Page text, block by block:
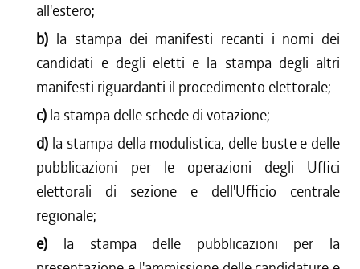
all'estero;
b) la stampa dei manifesti recanti i nomi dei
candidati e degli eletti e la stampa degli altri
manifesti riguardanti il procedimento elettorale;
c) la stampa delle schede di votazione;
d) la stampa della modulistica, delle buste e delle
pubblicazioni per le operazioni degli Uffici
elettorali di sezione e dell'Ufficio centrale
regionale;
e) la stampa delle pubblicazioni per la